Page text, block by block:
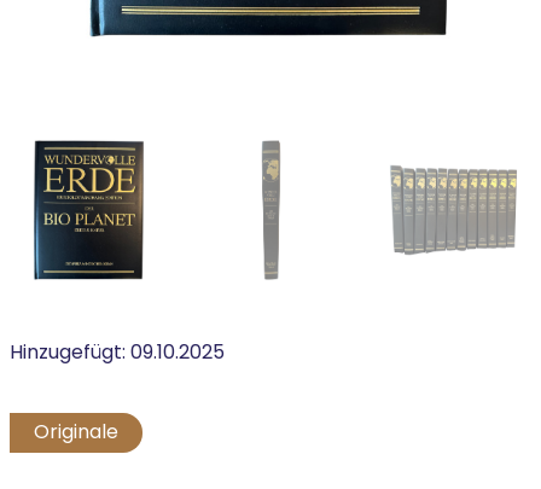
Hinzugefügt:09.10.2025
Originale